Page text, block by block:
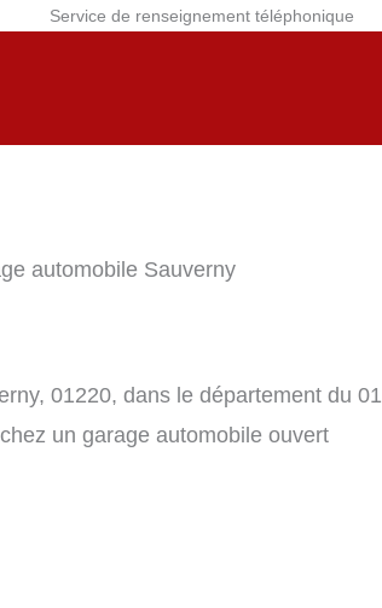
Service de renseignement téléphonique
automobile Sauverny
01220, dans le département du 01
un garage automobile ouvert